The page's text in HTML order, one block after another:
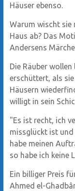
Häuser ebenso.
Warum wischt sie
Haus ab? Das
Andersens
Die Räuber
erschüttert, als
Häusern
willigt in sein
"Es ist recht, ich
missglückt ist und
habe meinen
so habe ich keine
Ein billiger Preis
Ahmed el-